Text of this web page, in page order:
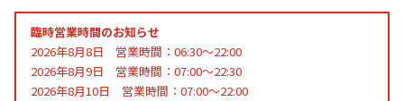
臨時営業時間のお知らせ
2026年8月8日 営業時間：06:30～22:00
2026年8月9日 営業時間：07:00～22:30
2026年8月10日 営業時間：07:00～22:00